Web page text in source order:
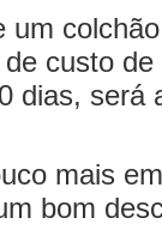
custo
dias,
mais
bom